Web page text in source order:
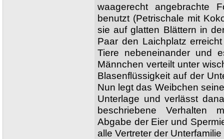
waagerecht angebrachte
benutzt (Petrischale mit
sie auf glatten Blättern in
Paar den Laichplatz
Tiere nebeneinander und
Männchen verteilt unter
Blasenflüssigkeit auf der
Nun legt das Weibchen
Unterlage und verlässt
beschriebene Verhalten
Abgabe der Eier und
alle Vertreter der